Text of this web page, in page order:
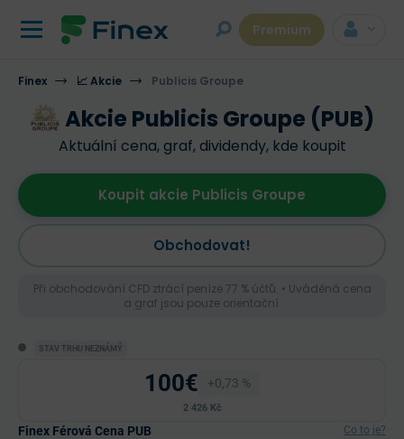
Premium
Finex 📈 Akcie Publicis Groupe
Akcie Publicis Groupe (PUB)
Aktuální cena, graf, dividendy, kde koupit
Obchodovat!
Koupit akcie Publicis Groupe
Při obchodování CFD ztrácí peníze 77 % účtů. • Uváděná cena
a graf jsou pouze orientační.
STAV TRHU NEZNÁMÝ
100€ +0,73 %
2 426 Kč
Finex Férová Cena PUB Co to je?